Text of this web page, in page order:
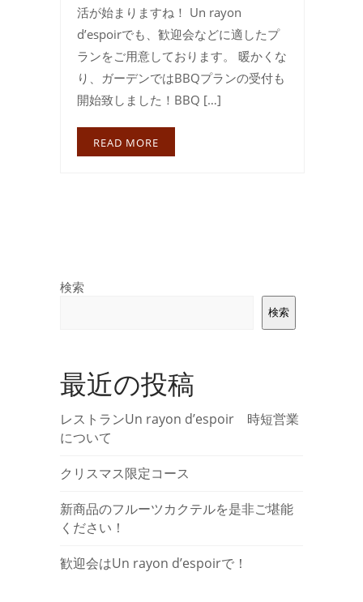
活が始まりますね！ Un rayon
d’espoirでも、歓迎会などに適したプ
ランをご用意しております。 暖かくな
り、ガーデンではBBQプランの受付も
開始致しました！BBQ […]
READ MORE
検索
検索
最近の投稿
レストランUn rayon d’espoir 時短営業
について
クリスマス限定コース
新商品のフルーツカクテルを是非ご堪能
ください！
歓迎会はUn rayon d’espoirで！